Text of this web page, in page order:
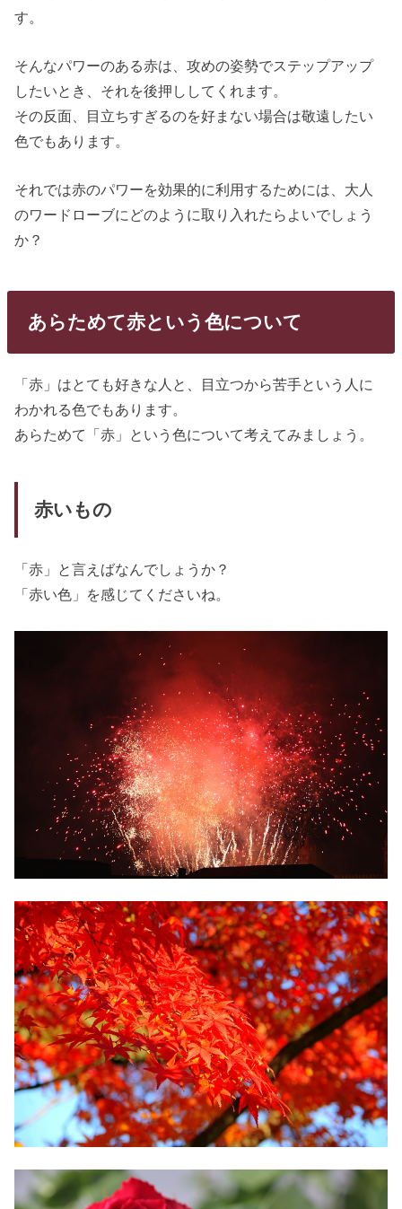
す。
そんなパワーのある赤は、攻めの姿勢でステップアップ
したいとき、それを後押ししてくれます。
その反面、目立ちすぎるのを好まない場合は敬遠したい
色でもあります。
それでは赤のパワーを効果的に利用するためには、大人
のワードローブにどのように取り入れたらよいでしょう
か？
あらためて赤という色について
「赤」はとても好きな人と、目立つから苦手という人に
わかれる色でもあります。
あらためて「赤」という色について考えてみましょう。
赤いもの
「赤」と言えばなんでしょうか？
「赤い色」を感じてくださいね。